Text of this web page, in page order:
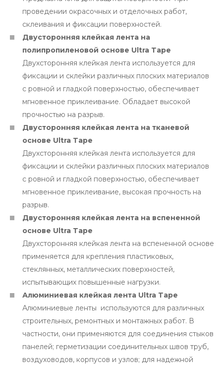
проведении окрасочных и отделочных работ,
склеивания и фиксации поверхностей.
Двусторонняя клейкая лента на
полипропиленовой основе Ultra Tape
Двухсторонняя клейкая лента используется для
фиксации и склейки различных плоских материалов
с ровной и гладкой поверхностью, обеспечивает
мгновенное приклеивание. Обладает высокой
прочностью на разрыв.
Двусторонняя клейкая лента на тканевой
основе Ultra Tape
Двухсторонняя клейкая лента используется для
фиксации и склейки различных плоских материалов
с ровной и гладкой поверхностью, обеспечивает
мгновенное приклеивание, высокая прочность на
разрыв.
Двусторонняя клейкая лента на вспененной
основе Ultra Tape
Двухсторонняя клейкая лента на вспененной основе
применяется для крепления пластиковых,
стеклянных, металлических поверхностей,
испытывающих повышенные нагрузки.
Алюминиевая клейкая лента Ultra Tape
Алюминиевые ленты используются для различных
строительных, ремонтных и монтажных работ. В
частности, они применяются для соединения стыков
панелей; герметизации соединительных швов труб,
воздуховодов, корпусов и узлов; для надежной